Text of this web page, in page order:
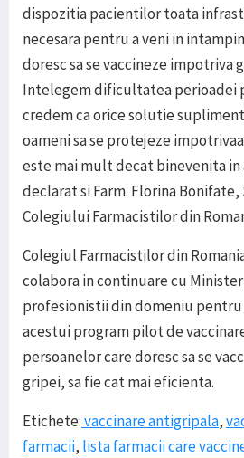
dispozitia pacientilor toata
necesara pentru a veni in
doresc sa se vaccineze impotriva
Intelegem dificultatea perioadei
credem ca orice solutie
oameni sa se protejeze
este mai mult decat binevenita in
declarat si Farm. Florina Bonifate,
Colegiului Farmacistilor din
Colegiul Farmacistilor din
colabora in continuare cu
profesionistii din domeniu
acestui program pilot de
persoanelor care doresc sa se
gripei, sa fie cat mai eficienta.
Etichete:vaccinare antigripala,
farmacii, lista farmacii care